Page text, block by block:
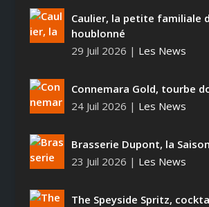
Caulier, la petite familiale
houblonné
29 Juil 2026 | Les News
Connemara Gold, tourbe
24 Juil 2026 | Les News
Brasserie Dupont, la
23 Juil 2026 | Les News
The Speyside Spritz,